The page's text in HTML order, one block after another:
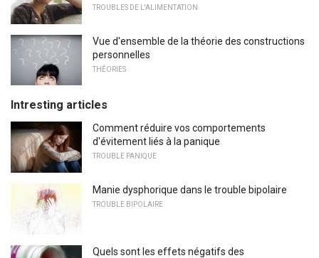
TROUBLES DE L'ALIMENTATION
Vue d'ensemble de la théorie des constructions
personnelles
THÉORIES
Intresting articles
Comment réduire vos comportements
d'évitement liés à la panique
TROUBLE PANIQUE
Manie dysphorique dans le trouble bipolaire
TROUBLE BIPOLAIRE
Quels sont les effets négatifs des